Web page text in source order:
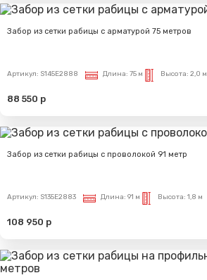
Забор из сетки рабицы с арматурой 75 метров
Артикул: S145E2888 Длина: 75 м Высота: 2,0 м
88 550 р
Забор из сетки рабицы с проволокой 91 метр
Артикул: S135E2883 Длина: 91 м Высота: 1,8 м
108 950 р